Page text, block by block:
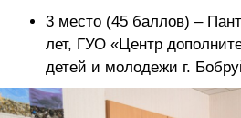
3 место (45 баллов) –
лет, ГУО «Центр
детей и молодежи г.